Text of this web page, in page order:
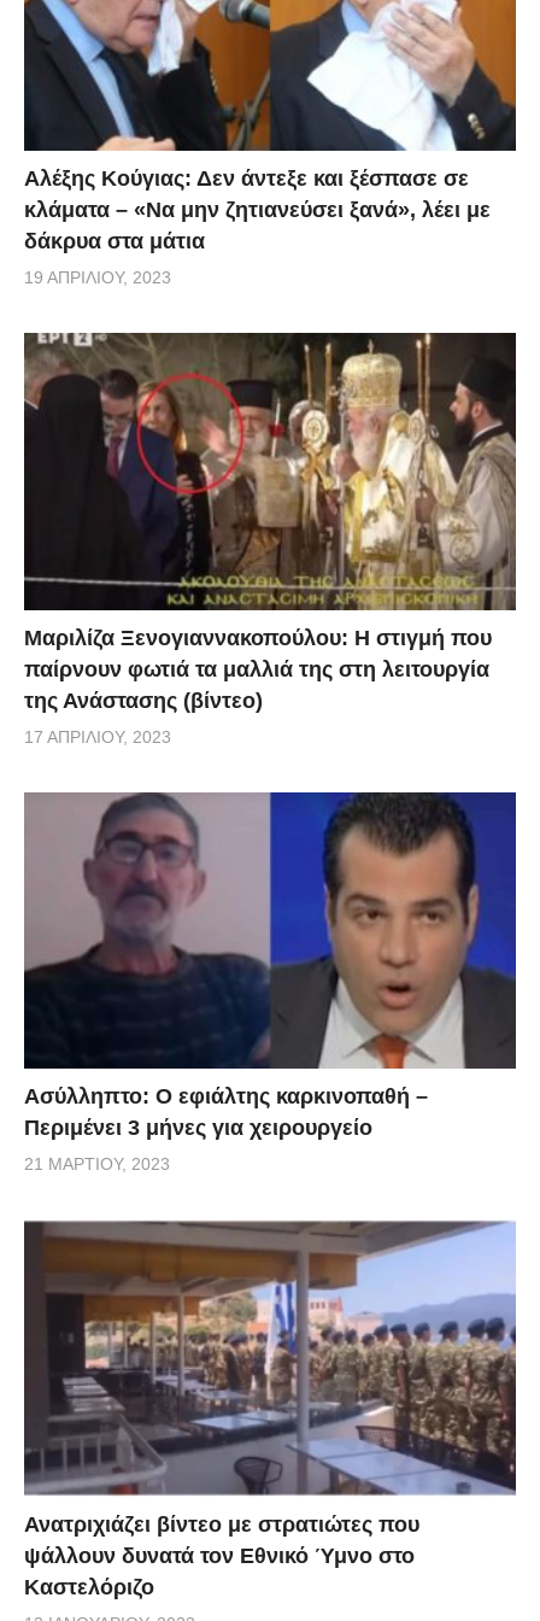
Αλέξης Κούγιας: Δεν άντεξε και ξέσπασε σε
κλάματα – «Να μην ζητιανεύσει ξανά», λέει με
δάκρυα στα μάτια
19 ΑΠΡΙΛΊΟΥ, 2023
Μαριλίζα Ξενογιαννακοπούλου: Η στιγμή που
παίρνουν φωτιά τα μαλλιά της στη λειτουργία
της Ανάστασης (βίντεο)
17 ΑΠΡΙΛΊΟΥ, 2023
Ασύλληπτο: Ο εφιάλτης καρκινοπαθή –
Περιμένει 3 μήνες για χειρουργείο
21 ΜΑΡΤΊΟΥ, 2023
Ανατριχιάζει βίντεο με στρατιώτες που
ψάλλουν δυνατά τον Εθνικό Ύμνο στο
Καστελόριζο